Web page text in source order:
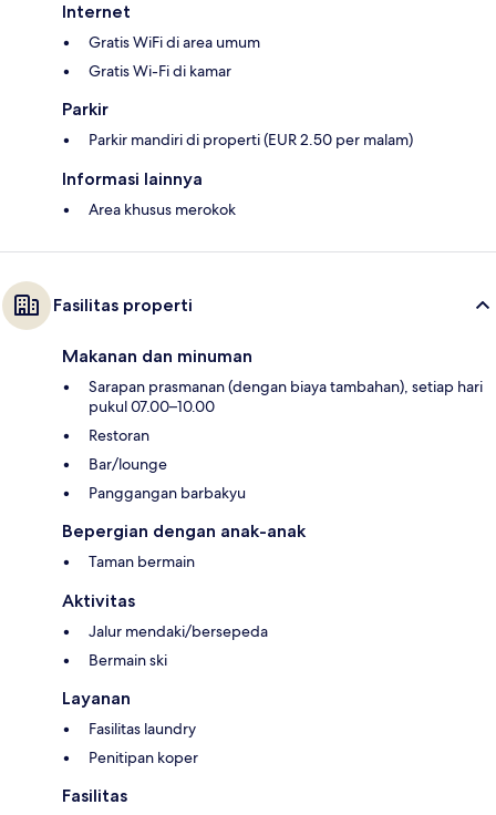
Internet
Gratis WiFi di area umum
Gratis Wi-Fi di kamar
Parkir
Parkir mandiri di properti (EUR 2.50 per malam)
Informasi lainnya
Area khusus merokok
Fasilitas properti
Makanan dan minuman
Sarapan prasmanan (dengan biaya tambahan), setiap hari
pukul 07.00–10.00
Restoran
Bar/lounge
Panggangan barbakyu
Bepergian dengan anak-anak
Taman bermain
Aktivitas
Jalur mendaki/bersepeda
Bermain ski
Layanan
Fasilitas laundry
Penitipan koper
Fasilitas